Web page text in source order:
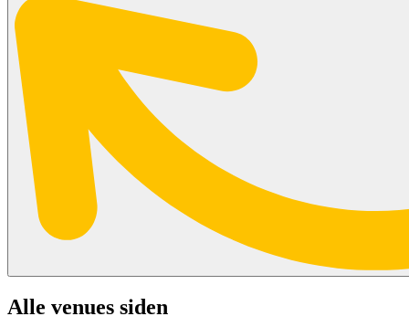
Alle venues siden